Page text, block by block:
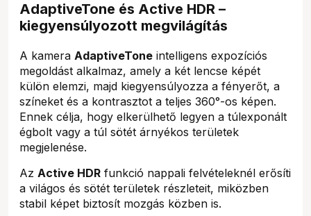
AdaptiveTone és Active HDR –
kiegyensúlyozott megvilágítás
A kamera AdaptiveTone intelligens expozíciós
megoldást alkalmaz, amely a két lencse képét
külön elemzi, majd kiegyensúlyozza a fényerőt, a
színeket és a kontrasztot a teljes 360°-os képen.
Ennek célja, hogy elkerülhető legyen a túlexponált
égbolt vagy a túl sötét árnyékos területek
megjelenése.
Az Active HDR funkció nappali felvételeknél erősíti
a világos és sötét területek részleteit, miközben
stabil képet biztosít mozgás közben is.